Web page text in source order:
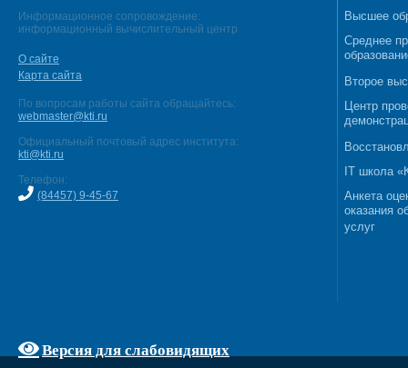
Информационное сопровождение:
информационный вычислительный центр
О сайте
Карта сайта
По вопросам работы сайта обращайтесь:
webmaster@kti.ru
Официальный почтовый адрес института:
kti@kti.ru
Телефон:
(84457) 9-45-67
Версия для слабовидящих
Высшее
Среднее
Второе
Центр
IT школа
Анкета
оказания
услуг